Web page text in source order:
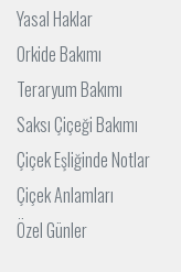
Yasal Haklar
Orkide Bakımı
Teraryum Bakımı
Saksı Çiçeği Bakımı
Çiçek Eşliğinde Notlar
Çiçek Anlamları
Özel Günler